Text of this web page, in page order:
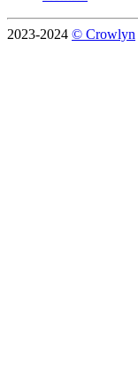
2023-2024 © Crowlyn